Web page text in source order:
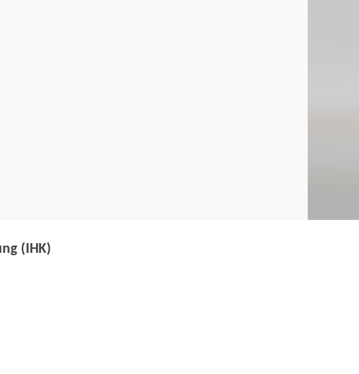
-
(IHK)